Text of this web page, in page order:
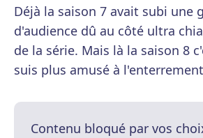
Déjà la saison 7 avait subi une
d'audience dû au côté ultra
de la série. Mais là la saison 8
suis plus amusé à
Contenu bloqué par vos